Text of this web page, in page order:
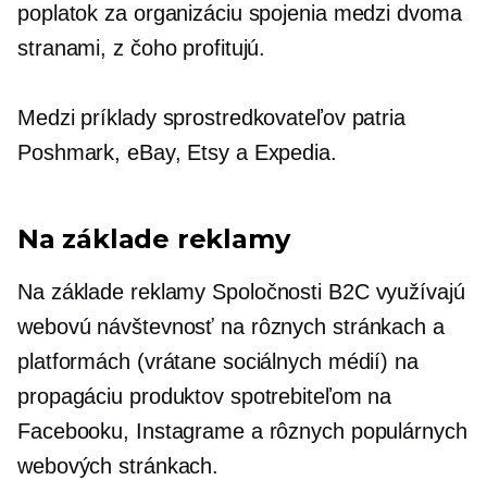
poplatok za organizáciu spojenia medzi dvoma
stranami, z čoho profitujú.
Medzi príklady sprostredkovateľov patria
Poshmark, eBay, Etsy a Expedia.
Na základe reklamy
Na základe reklamy Spoločnosti B2C využívajú
webovú návštevnosť na rôznych stránkach a
platformách (vrátane sociálnych médií) na
propagáciu produktov spotrebiteľom na
Facebooku, Instagrame a rôznych populárnych
webových stránkach.